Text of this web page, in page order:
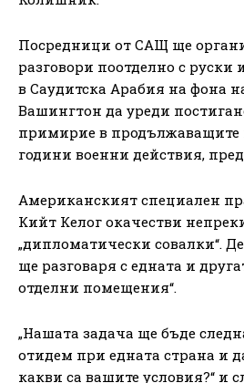
Посредници от САЩ ще
разговори поотделно с
в Саудитска Арабия на фона
Вашингтон да уреди
примирие в продължаващите
години военни действия,
Американският специален
Кийт Келог окачестви
„дипломатически совалки“.
ще разговаря с едната и
отделни помещения“.
„Нашата задача ще бъде
отидем при едната страна и
какви са вашите условия?“ и